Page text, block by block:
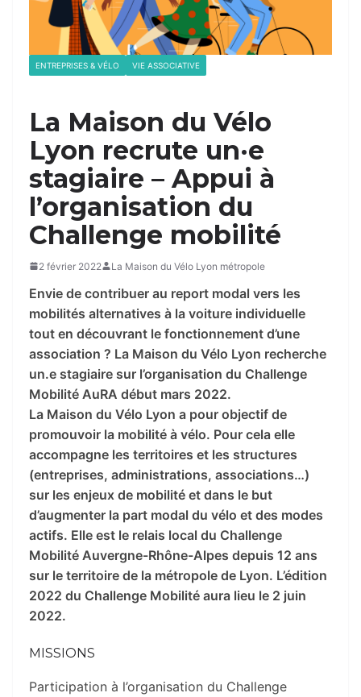
ENTREPRISES & VÉLO VIE ASSOCIATIVE
La Maison du Vélo
Lyon recrute un·e
stagiaire – Appui à
l’organisation du
Challenge mobilité
2 février 2022 La Maison du Vélo Lyon métropole
Envie de contribuer au report modal vers les
mobilités alternatives à la voiture individuelle
tout en découvrant le fonctionnement d’une
association ? La Maison du Vélo Lyon recherche
un.e stagiaire sur l’organisation du Challenge
Mobilité AuRA début mars 2022.
La Maison du Vélo Lyon a pour objectif de
promouvoir la mobilité à vélo. Pour cela elle
accompagne les territoires et les structures
(entreprises, administrations, associations…)
sur les enjeux de mobilité et dans le but
d’augmenter la part modal du vélo et des modes
actifs. Elle est le relais local du Challenge
Mobilité Auvergne-Rhône-Alpes depuis 12 ans
sur le territoire de la métropole de Lyon. L’édition
2022 du Challenge Mobilité aura lieu le 2 juin
2022.
MISSIONS
Participation à l’organisation du Challenge